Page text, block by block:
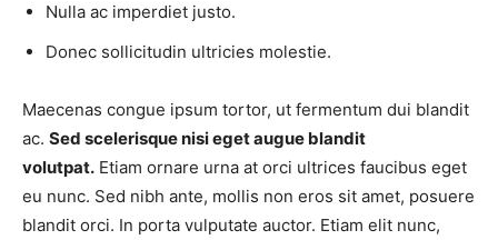
Nulla ac imperdiet justo.
Donec sollicitudin ultricies molestie.
Maecenas congue ipsum tortor, ut fermentum dui blandit
ac. Sed scelerisque nisi eget augue blandit
volutpat. Etiam ornare urna at orci ultrices faucibus eget
eu nunc. Sed nibh ante, mollis non eros sit amet, posuere
blandit orci. In porta vulputate auctor. Etiam elit nunc,